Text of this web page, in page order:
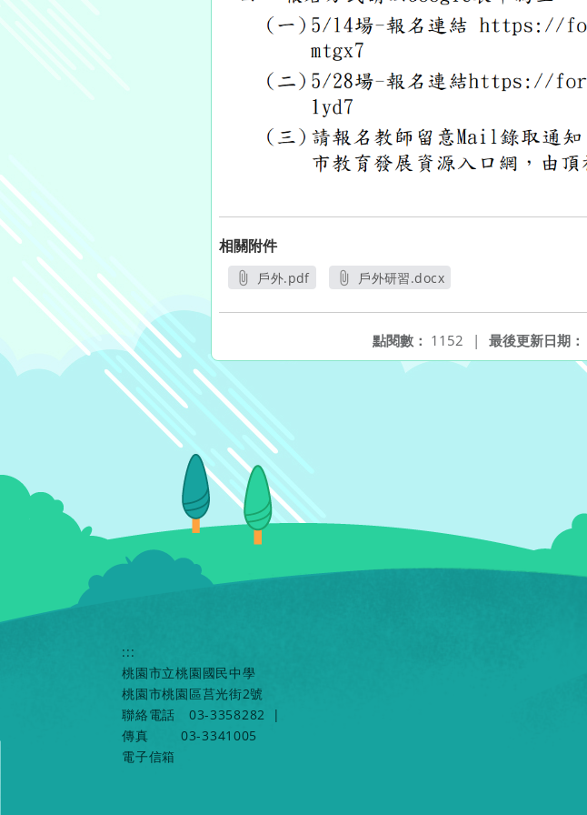
相關附件
戶外.pdf
戶外研習.docx
最後更新日期：
點閱數： 1152 |
:::
桃園市立桃園國民中學
桃園市桃園區莒光街2號
聯絡電話
03-3358282
|
傳真
03-3341005
電子信箱